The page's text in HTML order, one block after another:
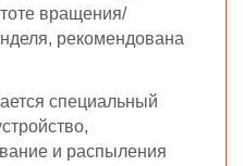
вращения/
рекомендована
специальный
и распыления